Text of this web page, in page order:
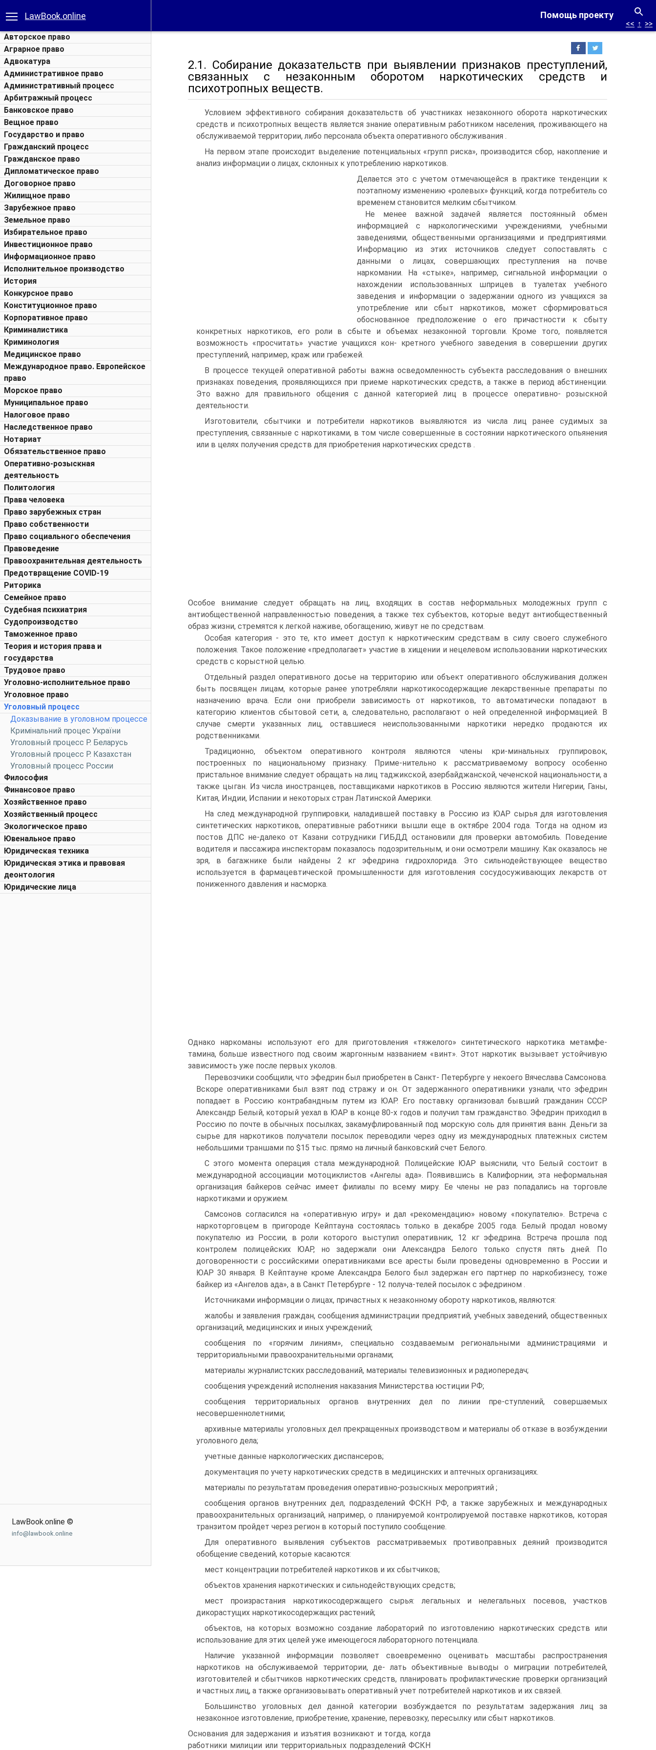
Помощь проекту
LawBook.online
Авторское право
Аграрное право
Адвокатура
Административное право
Административный процесс
Арбитражный процесс
Банковское право
Вещное право
Государство и право
Гражданский процесс
Гражданское право
Дипломатическое право
Договорное право
Жилищное право
Зарубежное право
Земельное право
Избирательное право
Инвестиционное право
Информационное право
Исполнительное производство
История
Конкурсное право
Конституционное право
Корпоративное право
Криминалистика
Криминология
Медицинское право
Международное право. Европейское
право
Морское право
Муниципальное право
Налоговое право
Наследственное право
Нотариат
Обязательственное право
Оперативно-розыскная
деятельность
Политология
Права человека
Право зарубежных стран
Право собственности
Право социального обеспечения
Правоведение
Правоохранительная деятельность
Предотвращение COVID-19
Риторика
Семейное право
Судебная психиатрия
Судопроизводство
Таможенное право
Теория и история права и
государства
Трудовое право
Уголовно-исполнительное право
Уголовное право
Уголовный процесс
Доказывание в уголовном процессе
Кримінальний процес України
Уголовный процесс Р. Беларусь
Уголовный процесс Р. Казахстан
Уголовный процесс России
Философия
Финансовое право
Хозяйственное право
Хозяйственный процесс
Экологическое право
Ювенальное право
Юридическая техника
Юридическая этика и правовая
деонтология
Юридические лица
LawBook.online ©
info@lawbook.online
<< ↑ >>
2.1. Собирание доказательств при выявлении признаков преступлений,
связанных с незаконным оборотом наркотических средств и
психотропных веществ.
Условием эффективного собирания доказательств об участниках незаконного оборота наркотических
средств и психотропных веществ является знание оперативным работником населения, проживающего на
обслуживаемой территории, либо персонала объекта оперативного обслуживания .
На первом этапе происходит выделение потенциальных «групп риска», производится сбор, накопление и
анализ информации о лицах, склонных к употреблению наркотиков.
Делается это с учетом отмечающейся в практике тенденции к
поэтапному изменению «ролевых» функций, когда потребитель со
временем становится мелким сбытчиком.
Не менее важной задачей является постоянный обмен
информацией с наркологическими учреждениями, учебными
заведениями, общественными организациями и предприятиями.
Информацию из этих источников следует сопоставлять с
данными о лицах, совершающих преступления на почве
наркомании. На «стыке», например, сигнальной информации о
нахождении использованных шприцев в туалетах учебного
заведения и информации о задержании одного из учащихся за
употребление или сбыт наркотиков, может сформироваться
обоснованное предположение о его причастности к сбыту
конкретных наркотиков, его роли в сбыте и объемах незаконной торговли. Кроме того, появляется
возможность «просчитать» участие учащихся кон- кретного учебного заведения в совершении других
преступлений, например, краж или грабежей.
В процессе текущей оперативной работы важна осведомленность субъекта расследования о внешних
признаках поведения, проявляющихся при приеме наркотических средств, а также в период абстиненции.
Это важно для правильного общения с данной категорией лиц в процессе оперативно- розыскной
деятельности.
Изготовители, сбытчики и потребители наркотиков выявляются из числа лиц ранее судимых за
преступления, связанные с наркотиками, в том числе совершенные в состоянии наркотического опьянения
или в целях получения средств для приобретения наркотических средств .
Особое внимание следует обращать на лиц, входящих в состав неформальных молодежных групп с
антиобщественной направленностью поведения, а также тех субъектов, которые ведут антиобщественный
образ жизни, стремятся к легкой наживе, обогащению, живут не по средствам.
Особая категория - это те, кто имеет доступ к наркотическим средствам в силу своего служебного
положения. Такое положение «предполагает» участие в хищении и нецелевом использовании наркотических
средств с корыстной целью.
Отдельный раздел оперативного досье на территорию или объект оперативного обслуживания должен
быть посвящен лицам, которые ранее употребляли наркотикосодержащие лекарственные препараты по
назначению врача. Если они приобрели зависимость от наркотиков, то автоматически попадают в
категорию клиентов сбытовой сети, а, следовательно, располагают о ней определенной информацией. В
случае смерти указанных лиц, оставшиеся неиспользованными наркотики нередко продаются их
родственниками.
Традиционно, объектом оперативного контроля являются члены кри-минальных группировок,
построенных по национальному признаку. Приме-нительно к рассматриваемому вопросу особенно
пристальное внимание следует обращать на лиц таджикской, азербайджанской, чеченской национальности, а
также цыган. Из числа иностранцев, поставщиками наркотиков в Россию являются жители Нигерии, Ганы,
Китая, Индии, Испании и некоторых стран Латинской Америки.
На след международной группировки, наладившей поставку в Россию из ЮАР сырья для изготовления
синтетических наркотиков, оперативные работники вышли еще в октябре 2004 года. Тогда на одном из
постов ДПС не-далеко от Казани сотрудники ГИБДД остановили для проверки автомобиль. Поведение
водителя и пассажира инспекторам показалось подозрительным, и они осмотрели машину. Как оказалось не
зря, в багажнике были найдены 2 кг эфедрина гидрохлорида. Это сильнодействующее вещество
используется в фармацевтической промышленности для изготовления сосудосуживающих лекарств от
пониженного давления и насморка.
Однако наркоманы используют его для приготовления «тяжелого» синтетического наркотика метамфе-
тамина, больше известного под своим жаргонным названием «винт». Этот наркотик вызывает устойчивую
зависимость уже после первых уколов.
Перевозчики сообщили, что эфедрин был приобретен в Санкт- Петербурге у некоего Вячеслава Самсонова.
Вскоре оперативниками был взят под стражу и он. От задержанного оперативники узнали, что эфедрин
попадает в Россию контрабандным путем из ЮАР. Его поставку организовал бывший гражданин СССР
Александр Белый, который уехал в ЮАР в конце 80-х годов и получил там гражданство. Эфедрин приходил в
Россию по почте в обычных посылках, закамуфлированный под морскую соль для принятия ванн. Деньги за
сырье для наркотиков получатели посылок переводили через одну из международных платежных систем
небольшими траншами по $15 тыс. прямо на личный банковский счет Белого.
С этого момента операция стала международной. Полицейские ЮАР выяснили, что Белый состоит в
международной ассоциации мотоциклистов «Ангелы ада». Появившись в Калифорнии, эта неформальная
организация байкеров сейчас имеет филиалы по всему миру. Ее члены не раз попадались на торговле
наркотиками и оружием.
Самсонов согласился на «оперативную игру» и дал «рекомендацию» новому «покупателю». Встреча с
наркоторговцем в пригороде Кейптауна состоялась только в декабре 2005 года. Белый продал новому
покупателю из России, в роли которого выступил оперативник, 12 кг эфедрина. Встреча прошла под
контролем полицейских ЮАР, но задержали они Александра Белого только спустя пять дней. По
договоренности с российскими оперативниками все аресты были проведены одновременно в России и
ЮАР 30 января. В Кейптауне кроме Александра Белого был задержан его партнер по наркобизнесу, тоже
байкер из «Ангелов ада», а в Санкт Петербурге - 12 получа-телей посылок с эфедрином .
Источниками информации о лицах, причастных к незаконному обороту наркотиков, являются:
жалобы и заявления граждан, сообщения администрации предприятий, учебных заведений, общественных
организаций, медицинских и иных учреждений;
сообщения по «горячим линиям», специально создаваемым региональными администрациями и
территориальными правоохранительными органами;
материалы журналистских расследований, материалы телевизионных и радиопередач;
сообщения учреждений исполнения наказания Министерства юстиции РФ;
сообщения территориальных органов внутренних дел по линии пре-ступлений, совершаемых
несовершеннолетними;
архивные материалы уголовных дел прекращенных производством и материалы об отказе в возбуждении
уголовного дела;
учетные данные наркологических диспансеров;
документация по учету наркотических средств в медицинских и аптечных организациях.
материалы по результатам проведения оперативно-розыскных мероприятий ;
сообщения органов внутренних дел, подразделений ФСКН РФ, а также зарубежных и международных
правоохранительных организаций, например, о планируемой контролируемой поставке наркотиков, которая
транзитом пройдет через регион в который поступило сообщение.
Для оперативного выявления субъектов рассматриваемых противоправных деяний производится
обобщение сведений, которые касаются:
мест концентрации потребителей наркотиков и их сбытчиков;
объектов хранения наркотических и сильнодействующих средств;
мест произрастания наркотикосодержащего сырья: легальных и нелегальных посевов, участков
дикорастущих наркотикосодержащих растений;
объектов, на которых возможно создание лабораторий по изготовлению наркотических средств или
использование для этих целей уже имеющегося лабораторного потенциала.
Наличие указанной информации позволяет своевременно оценивать масштабы распространения
наркотиков на обслуживаемой территории, де- лать объективные выводы о миграции потребителей,
изготовителей и сбытчиков наркотических средств, планировать профилактические проверки организаций
и частных лиц, а также организовывать оперативный учет потребителей наркотиков и их связей.
Большинство уголовных дел данной категории возбуждается по результатам задержания лиц за
незаконное изготовление, приобретение, хранение, перевозку, пересылку или сбыт наркотиков.
Основания для задержания и изъятия возникают и тогда, когда
работники милиции или территориальных подразделений ФСКН